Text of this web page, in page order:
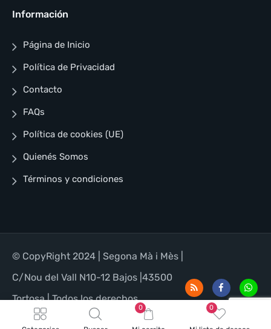
0 0
Información
Página de Inicio
Política de Privacidad
Contacto
FAQs
Política de cookies (UE)
Quienés Somos
Términos y condiciones
© CopyRight 2024 | Segona Mà i Mès |
C/Nou del Vall N10-12 Bajos |43500
Tortosa | Todos los derechos
reservados | Designed for WordPress